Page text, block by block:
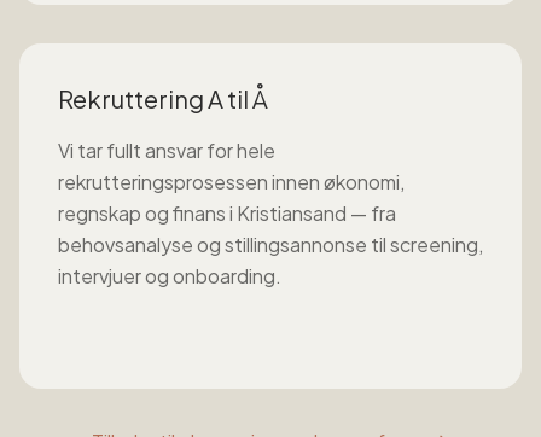
Rekruttering A til Å
Vi tar fullt ansvar for hele
rekrutteringsprosessen innenøkonomi,
regnskap og finansi Kristiansand — fra
behovsanalyse og stillingsannonse til screening,
intervjuer og onboarding.